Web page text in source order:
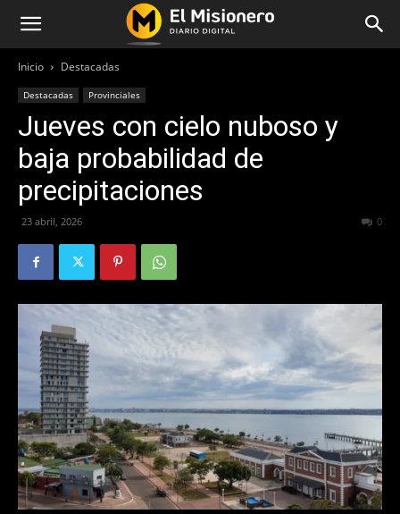
Inicio Destacadas
Destacadas Provinciales
Jueves con cielo nuboso y
baja probabilidad de
precipitaciones
23 abril, 2026 0